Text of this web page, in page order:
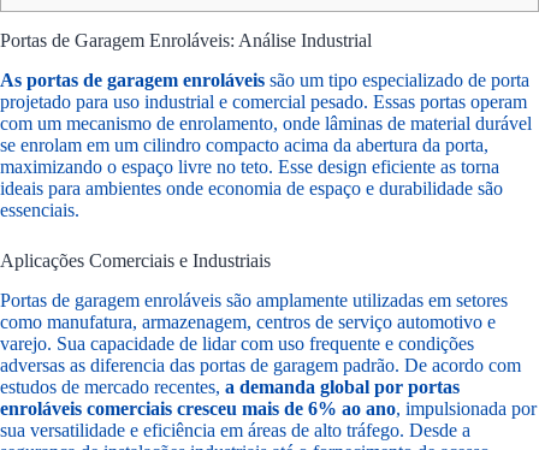
Portas de Garagem Enroláveis: Análise Industrial
As portas de garagem enroláveis são um tipo especializado de porta
projetado para uso industrial e comercial pesado. Essas portas operam
com um mecanismo de enrolamento, onde lâminas de material durável
se enrolam em um cilindro compacto acima da abertura da porta,
maximizando o espaço livre no teto. Esse design eficiente as torna
ideais para ambientes onde economia de espaço e durabilidade são
essenciais.
Aplicações Comerciais e Industriais
Portas de garagem enroláveis são amplamente utilizadas em setores
como manufatura, armazenagem, centros de serviço automotivo e
varejo. Sua capacidade de lidar com uso frequente e condições
adversas as diferencia das portas de garagem padrão. De acordo com
estudos de mercado recentes, a demanda global por portas
enroláveis comerciais cresceu mais de 6% ao ano, impulsionada por
sua versatilidade e eficiência em áreas de alto tráfego. Desde a